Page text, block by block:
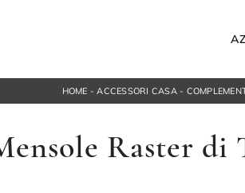
Letti singoli
Comodini
HOME -ACCESSORI CASA-
Raster di